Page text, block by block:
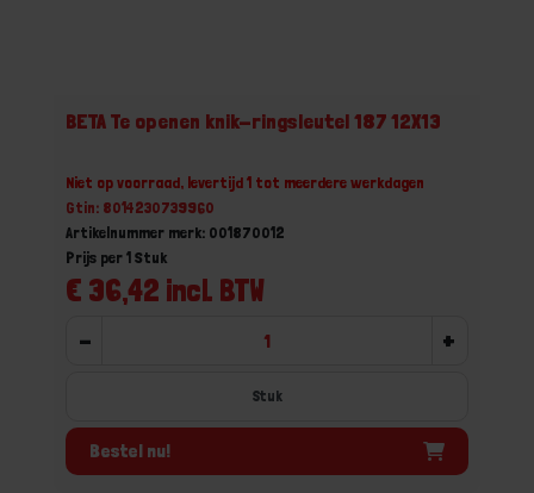
BETA Te openen knik-ringsleutel 187 12X13
Niet op voorraad, levertijd 1 tot meerdere werkdagen
Gtin: 8014230739960
Artikelnummer merk: 001870012
€ 36,42 incl. BTW
Prijs per 1 Stuk
- +
Stuk
Bestel nu!